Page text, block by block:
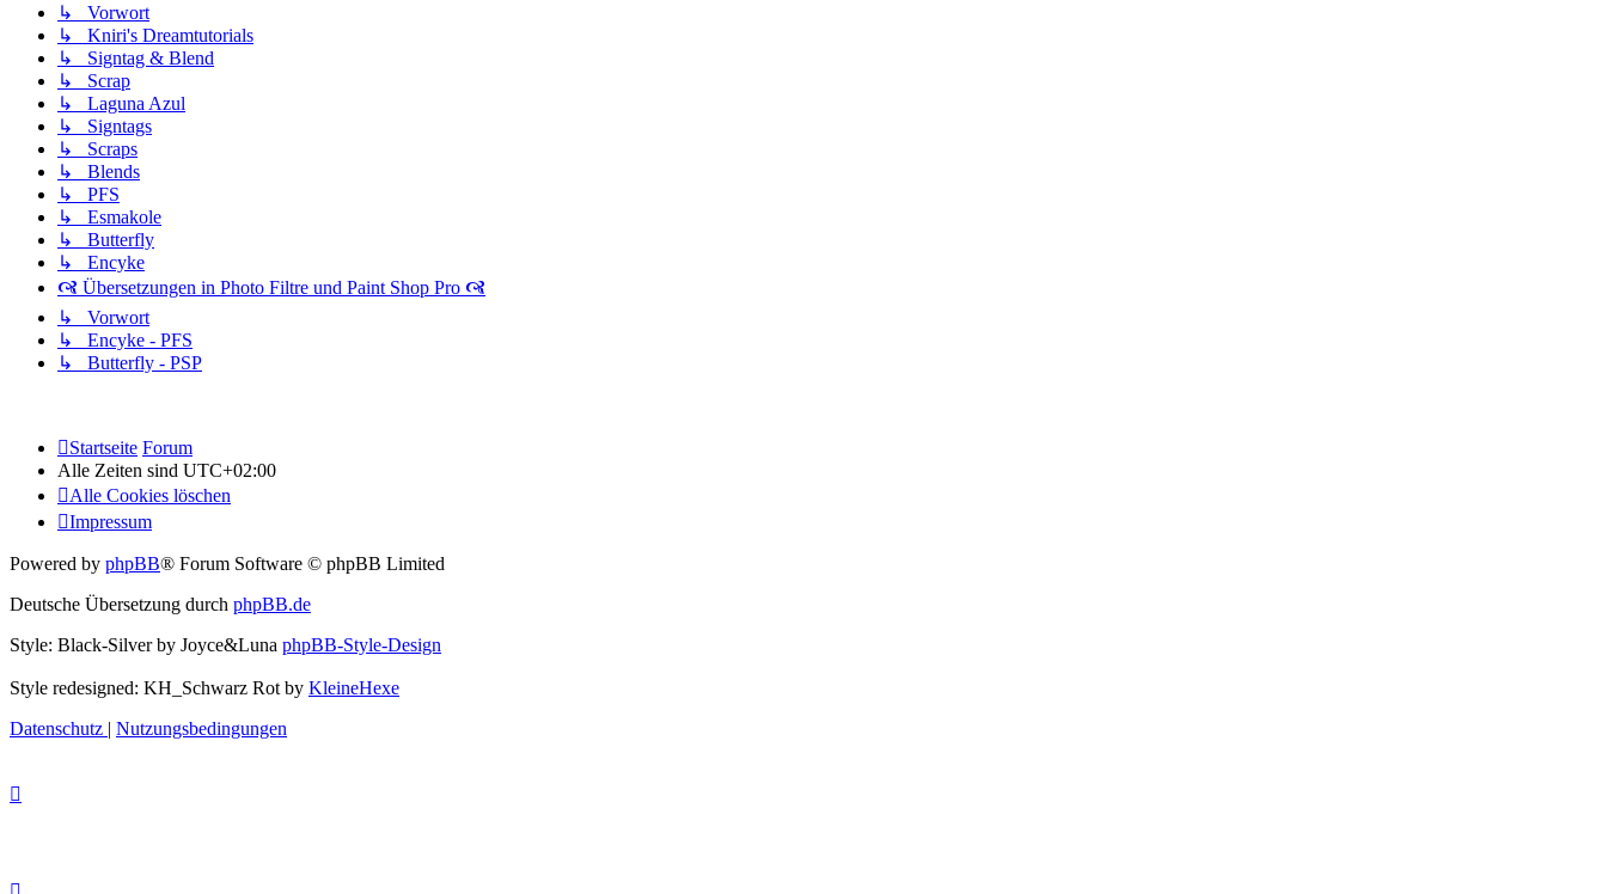
↳ Vorwort
↳ Kniri's Dreamtutorials
↳ Signtag & Blend
↳ Scrap
↳ Laguna Azul
↳ Signtags
↳ Scraps
↳ Blends
↳ PFS
↳ Esmakole
↳ Butterfly
↳ Encyke
🙧 Übersetzungen in Photo Filtre und Paint Shop Pro 🙧
↳ Vorwort
↳ Encyke - PFS
↳ Butterfly - PSP
Startseite Forum
Alle Zeiten sind UTC+02:00
Alle Cookies löschen
Impressum
Powered by phpBB® Forum Software © phpBB Limited
Deutsche Übersetzung durch phpBB.de
Style: Black-Silver by Joyce&Luna phpBB-Style-Design
Style redesigned: KH_Schwarz Rot by KleineHexe
Datenschutz | Nutzungsbedingungen